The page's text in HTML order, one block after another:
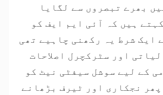
بھرے تبصروں سے لگایا
ہیں کہ آئی ایم ایف کو
ایک شرط یہ رکھنی چاہیے تھی
اور سٹرکچرل اصلاحات
کے لیے سوشل سیفٹی نیٹ کو
نجکاری اور ٹیرف بڑھانے